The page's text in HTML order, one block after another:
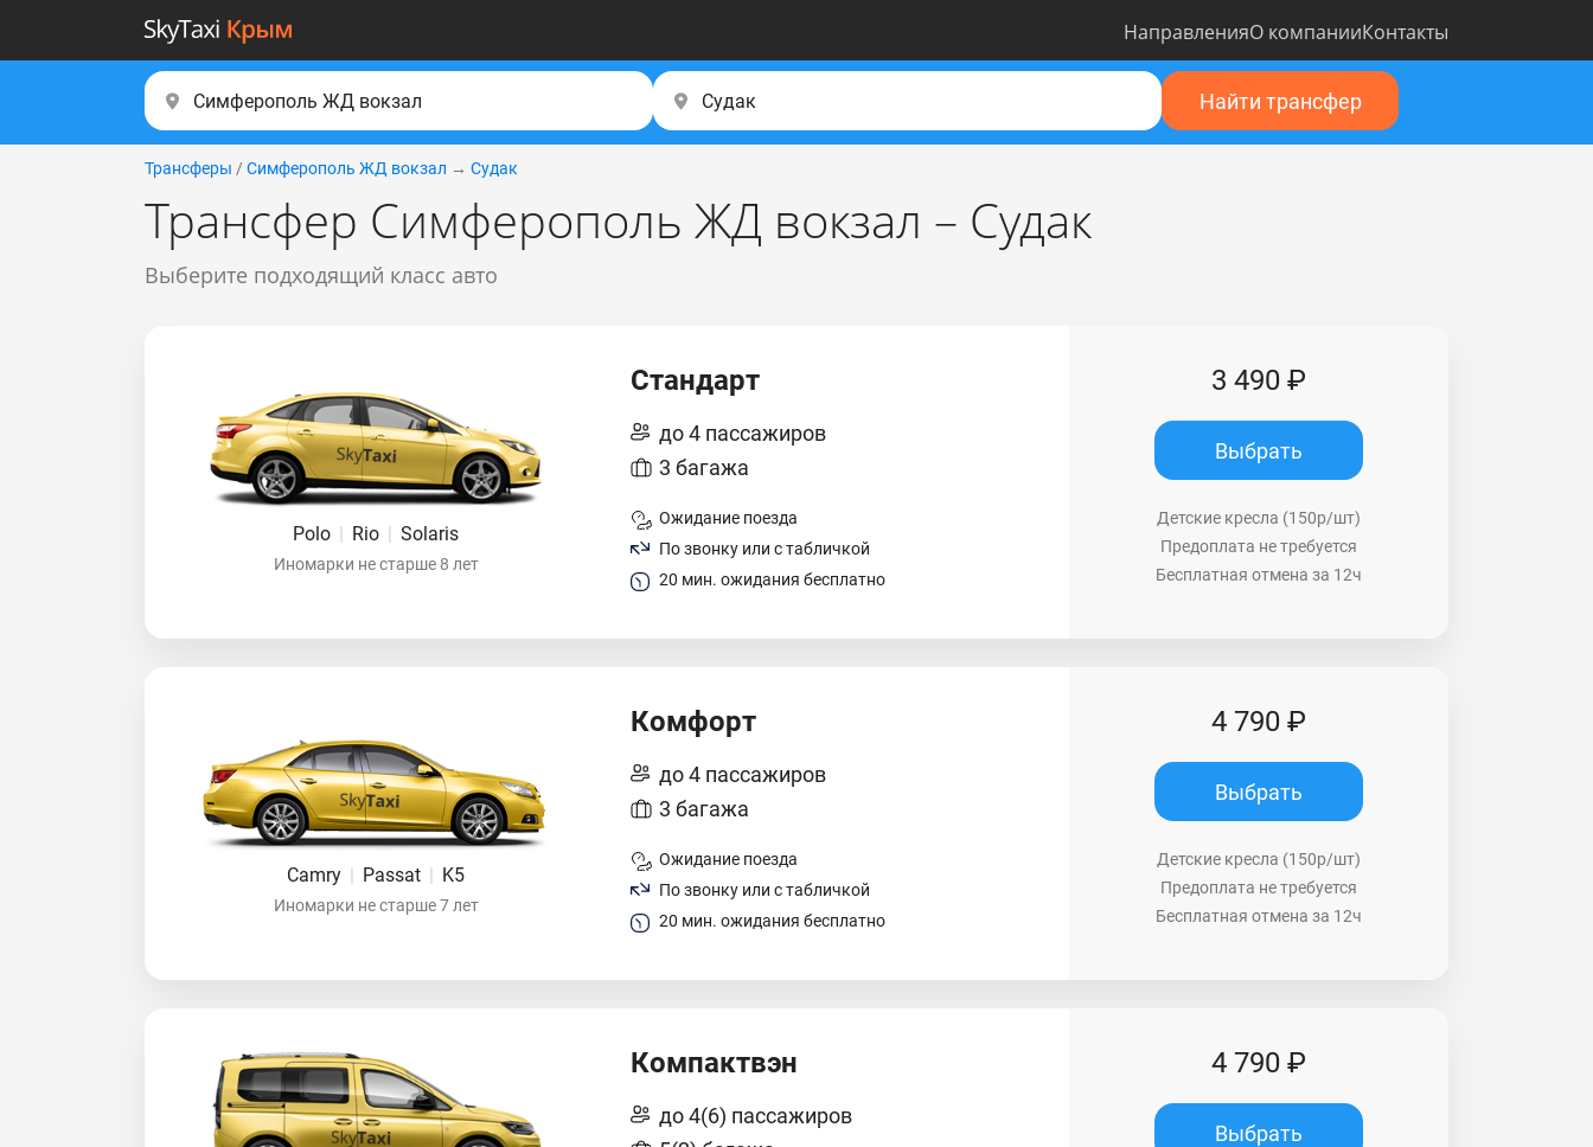
НаправленияО компанииКонтакты
Найти трансфер
Трансферы / Симферополь ЖД вокзал → Судак
Трансфер Симферополь ЖД вокзал – Судак
Выберите подходящий класс авто
Polo | Rio | Solaris
Иномарки не старше 8 лет
Стандарт
до 4 пассажиров
3 багажа
Ожидание поезда
По звонку или с табличкой
20 мин. ожидания бесплатно
3 490 ₽
Выбрать
Детские кресла (150р/шт)
Предоплата не требуется
Бесплатная отмена за 12ч
Camry | Passat | K5
Иномарки не старше 7 лет
Комфорт
до 4 пассажиров
3 багажа
Ожидание поезда
По звонку или с табличкой
20 мин. ожидания бесплатно
4 790 ₽
Выбрать
Детские кресла (150р/шт)
Предоплата не требуется
Бесплатная отмена за 12ч
Компактвэн
до 4(6) пассажиров
4 790 ₽
Выбрать